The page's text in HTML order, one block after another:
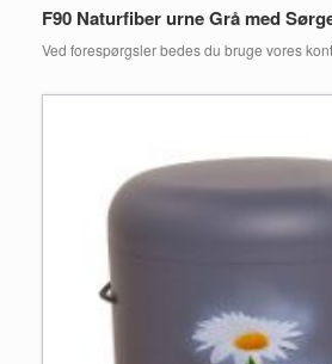
F90 Naturfiber urne Grå med
Ved forespørgsler bedes du bruge vores